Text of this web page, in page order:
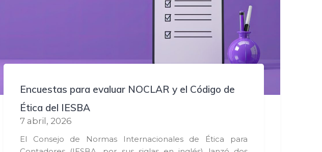
Encuestas para evaluar NOCLAR y el Código de
Ética del IESBA
7 abril, 2026
El Consejo de Normas Internacionales de Ética para